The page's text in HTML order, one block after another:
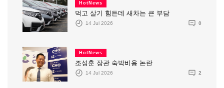
HotNews
먹고 살기 힘든데 새차는 큰 부담
14 Jul 2026 0
HotNews
조성훈 장관 숙박비용 논란
14 Jul 2026 2